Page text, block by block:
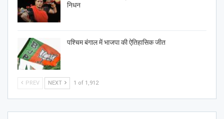
निधन
पश्चिम बंगाल में भाजपा की ऐतिहासिक जीत
PREV NEXT 1 of 1,912